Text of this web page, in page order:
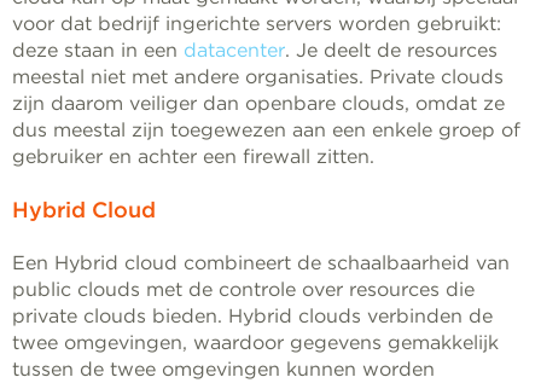
voor dat bedrijf ingerichte servers worden gebruikt:
deze staan in een datacenter. Je deelt de resources
meestal niet met andere organisaties. Private clouds
zijn daarom veiliger dan openbare clouds, omdat ze
dus meestal zijn toegewezen aan een enkele groep of
gebruiker en achter een firewall zitten.
Hybrid Cloud
Een Hybrid cloud combineert de schaalbaarheid van
public clouds met de controle over resources die
private clouds bieden. Hybrid clouds verbinden de
twee omgevingen, waardoor gegevens gemakkelijk
tussen de twee omgevingen kunnen worden